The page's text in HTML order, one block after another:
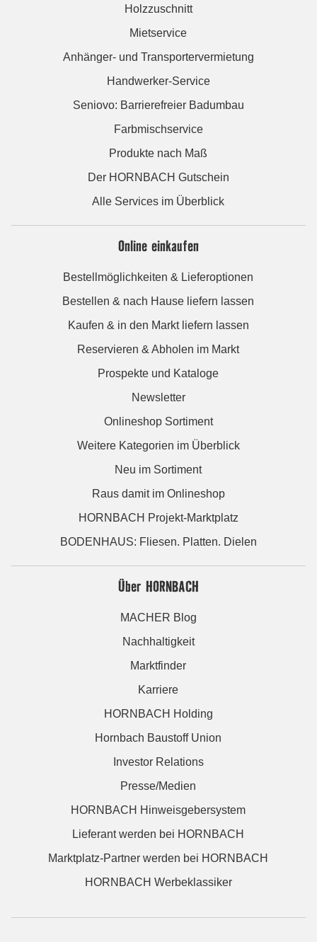
Holzzuschnitt
Mietservice
Anhänger- und Transportervermietung
Handwerker-Service
Seniovo: Barrierefreier Badumbau
Farbmischservice
Produkte nach Maß
Der HORNBACH Gutschein
Alle Services im Überblick
Online einkaufen
Bestellmöglichkeiten & Lieferoptionen
Bestellen & nach Hause liefern lassen
Kaufen & in den Markt liefern lassen
Reservieren & Abholen im Markt
Prospekte und Kataloge
Newsletter
Onlineshop Sortiment
Weitere Kategorien im Überblick
Neu im Sortiment
Raus damit im Onlineshop
HORNBACH Projekt-Marktplatz
BODENHAUS: Fliesen. Platten. Dielen
Über HORNBACH
MACHER Blog
Nachhaltigkeit
Marktfinder
Karriere
HORNBACH Holding
Hornbach Baustoff Union
Investor Relations
Presse/Medien
HORNBACH Hinweisgebersystem
Lieferant werden bei HORNBACH
Marktplatz-Partner werden bei HORNBACH
HORNBACH Werbeklassiker